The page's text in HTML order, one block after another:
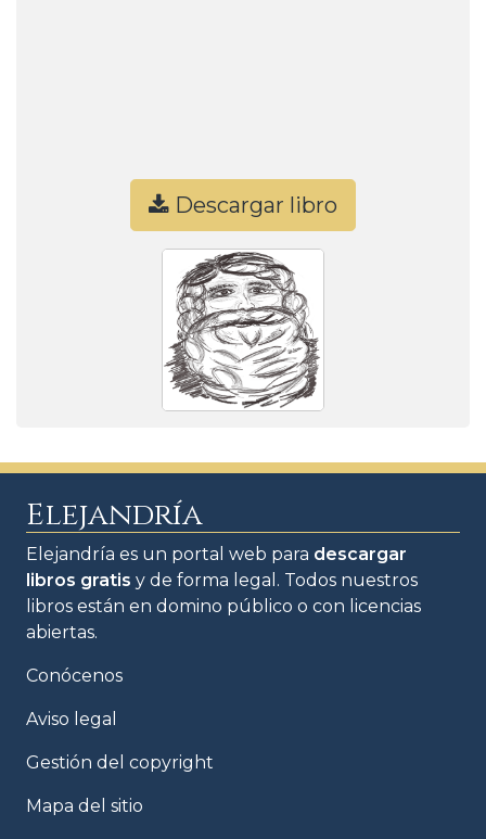
Descargar libro
Elejandría
Elejandría es un portal web para descargar
libros gratis y de forma legal. Todos nuestros
libros están en domino público o con licencias
abiertas.
Conócenos
Aviso legal
Gestión del copyright
Mapa del sitio